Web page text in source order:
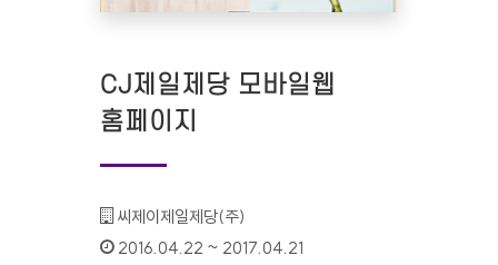
CJ제일제당 모바일웹
홈페이지
기관명 :
씨제이제일제당(주)
인증기간 :
2016.04.22 ~ 2017.04.21